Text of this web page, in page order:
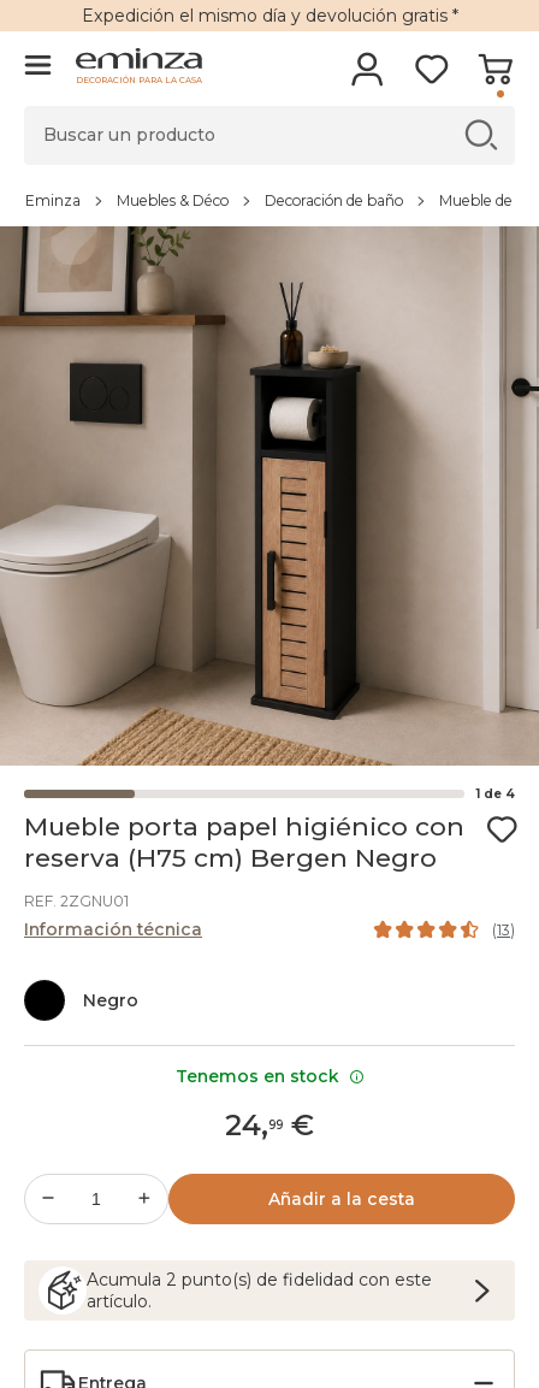
Expedición el mismo día y devolución gratis*
DECORACIÓN PARA LA CASA
Eminza Muebles & Déco Decoración de baño Mueble de
1 de 4
Mueble porta papel higiénico con
reserva (H75 cm) Bergen Negro
REF. 2ZGNU01
Información técnica (13)
Negro
24,99 €
Añadir a la cesta
Acumula 2 punto(s) de fidelidad con este
artículo.
Entrega